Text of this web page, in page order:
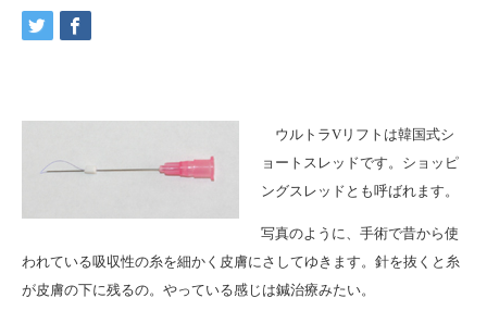
ウルトラVリフトは韓国式シ
ョートスレッドです。ショッピ
ングスレッドとも呼ばれます。
写真のように、手術で昔から使
われている吸収性の糸を細かく皮膚にさしてゆきます。針を抜くと糸
が皮膚の下に残るの。やっている感じは鍼治療みたい。
アクセス